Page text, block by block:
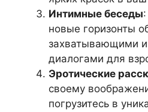
Интимные беседы
новые горизонты
захватывающими
диалогами для
Эротические
своему
погрузитесь в